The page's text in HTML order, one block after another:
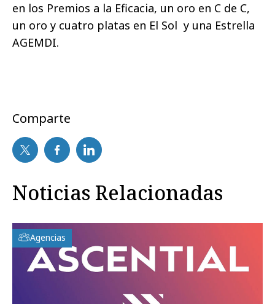
en los Premios a la Eficacia, un oro en C de C,
un oro y cuatro platas en El Sol y una Estrella
AGEMDI.
Comparte
Noticias Relacionadas
Agencias